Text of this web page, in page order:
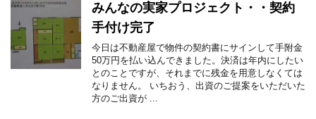
みんなの実家プロジェクト・・契約
手付け完了
今日は不動産屋で物件の契約書にサインして手附金
50万円を払い込んできました。決済は年内にしたい
とのことですが、それまでに残金を用意しなくては
なりません。 いちおう、出資のご提案をいただいた
方のご出資が ...